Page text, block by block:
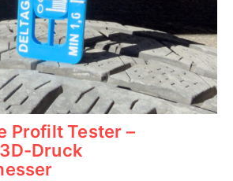
Profilt Tester –
Druck